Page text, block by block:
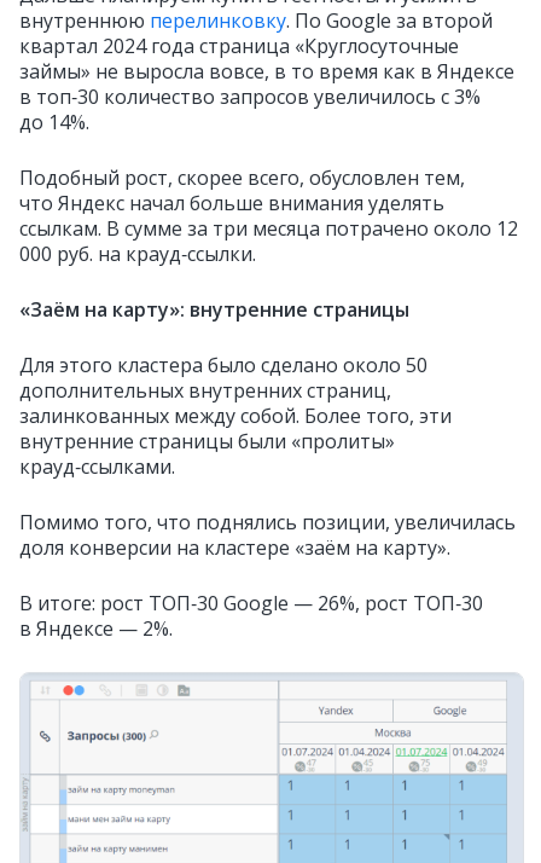
внутреннюю перелинковку. По Google за второй
квартал 2024 года страница «Круглосуточные
займы» не выросла вовсе, в то время как в Яндексе
в топ‑30 количество запросов увеличилось с 3%
до 14%.
Подобный рост, скорее всего, обусловлен тем,
что Яндекс начал больше внимания уделять
ссылкам. В сумме за три месяца потрачено около 12
000 руб. на крауд‑ссылки.
«Заём на карту»: внутренние страницы
Для этого кластера было сделано около 50
дополнительных внутренних страниц,
залинкованных между собой. Более того, эти
внутренние страницы были «пролиты»
крауд‑ссылками.
Помимо того, что поднялись позиции, увеличилась
доля конверсии на кластере «заём на карту».
В итоге: рост ТОП‑30 Google — 26%, рост ТОП‑30
в Яндексе — 2%.